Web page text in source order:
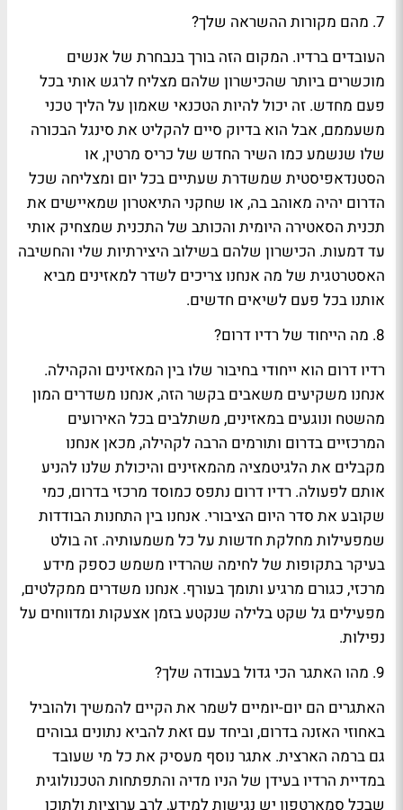
7. מהם מקורות ההשראה שלך?
העובדים ברדיו. המקום הזה בורך בנבחרת של אנשים
מוכשרים ביותר שהכישרון שלהם מצליח לרגש אותי בכל
פעם מחדש. זה יכול להיות הטכנאי שאמון על הליך טכני
משעממם, אבל הוא בדיוק סיים להקליט את סינגל הבכורה
שלו שנשמע כמו השיר החדש של כריס מרטין, או
הסטנדאפיסטית שמשדרת שעתיים בכל יום ומצליחה שכל
הדרום יהיה מאוהב בה, או שחקני התיאטרון שמאיישים את
תכנית הסאטירה היומית והכותב של התכנית שמצחיק אותי
עד דמעות. הכישרון שלהם בשילוב היצירתיות שלי והחשיבה
האסטרטגית של מה אנחנו צריכים לשדר למאזינים מביא
אותנו בכל פעם לשיאים חדשים.
8. מה הייחוד של רדיו דרום?
רדיו דרום הוא ייחודי בחיבור שלו בין המאזינים והקהילה.
אנחנו משקיעים משאבים בקשר הזה, אנחנו משדרים המון
מהשטח ונוגעים במאזינים, משתלבים בכל האירועים
המרכזיים בדרום ותורמים הרבה לקהילה, מכאן אנחנו
מקבלים את הלגיטמציה מהמאזינים והיכולת שלנו להניע
אותם לפעולה. רדיו דרום נתפס כמוסד מרכזי בדרום, כמי
שקובע את סדר היום הציבורי. אנחנו בין התחנות הבודדות
שמפעילות מחלקת חדשות על כל משמעותיה. זה בולט
בעיקר בתקופות של לחימה שהרדיו משמש כספק מידע
מרכזי, כגורם מרגיע ותומך בעורף. אנחנו משדרים ממקלטים,
מפעילים גל שקט בלילה שנקטע בזמן אצעקות ומדווחים על
נפילות.
9. מהו האתגר הכי גדול בעבודה שלך?
האתגרים הם יום-יומיים לשמר את הקיים להמשיך ולהוביל
באחוזי האזנה בדרום, וביחד עם זאת להביא נתונים גבוהים
גם ברמה הארצית. אתגר נוסף מעסיק את כל מי שעובד
במדיית הרדיו בעידן של הניו מדיה והתפתחות הטכנולוגית
שבכל סמארטפון יש נגישות למידע, לרב ערוציות ולתוכן